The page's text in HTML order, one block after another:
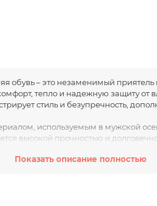
обувь – это незаменимый
тепло и надежную защиту от
стиль и безупречность,
используемым в мужской
высокой прочностью и
обеспечивая ощущение
Показать описание полностью